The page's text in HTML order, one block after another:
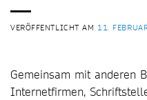
VERÖFFENTLICHT AM 11.
Gemeinsam mit anderen
Internetfirmen,